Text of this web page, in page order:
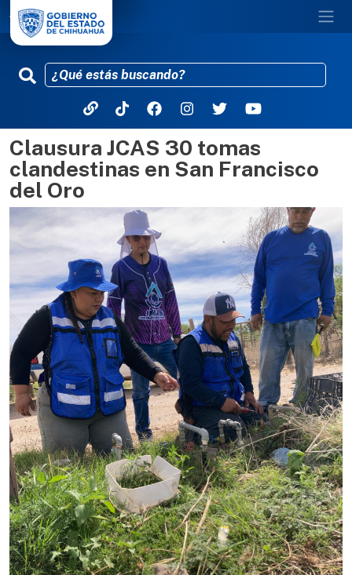
Pasar al contenido principal
Clausura JCAS 30 tomas
clandestinas en San Francisco
del Oro